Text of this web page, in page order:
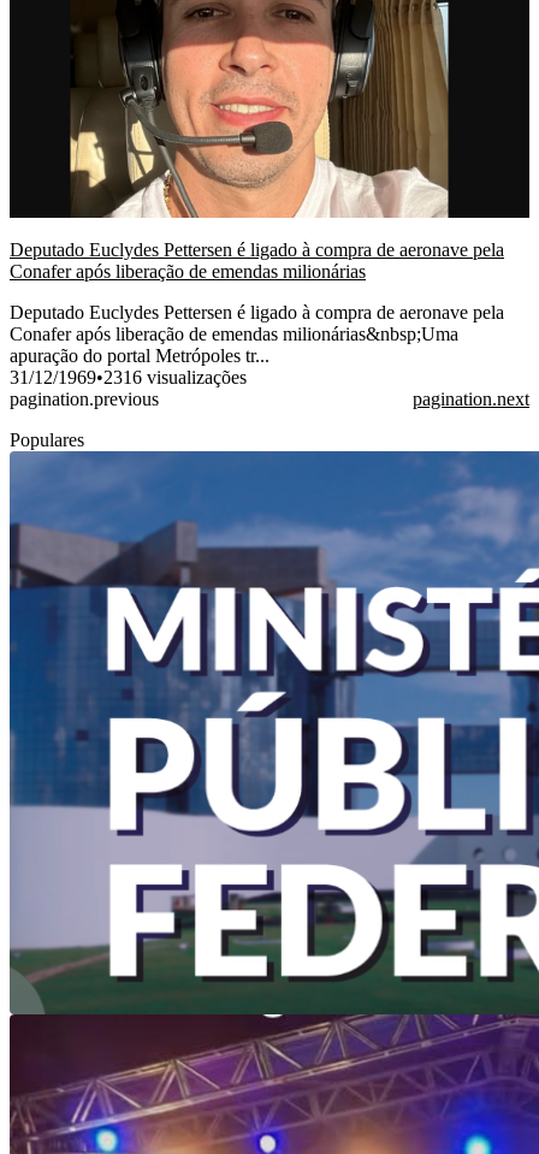
Deputado Euclydes Pettersen é ligado à compra de aeronave pela
Conafer após liberação de emendas milionárias
Deputado Euclydes Pettersen é ligado à compra de aeronave pela
Conafer após liberação de emendas milionárias&nbsp;Uma
apuração do portal Metrópoles tr...
31/12/1969•2316 visualizações
pagination.previous
pagination.next
Populares